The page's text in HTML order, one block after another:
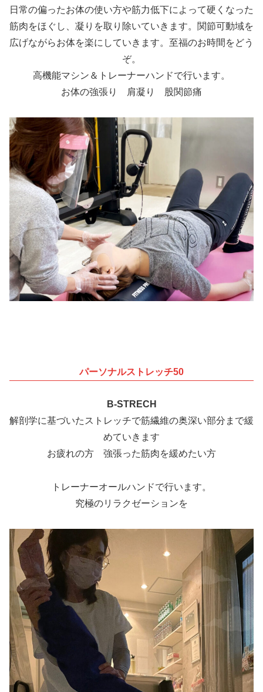
日常の偏ったお体の使い方や筋力低下によって硬くなった
筋肉をほぐし、凝りを取り除いていきます。関節可動域を
広げながらお体を楽にしていきます。至福のお時間をどう
ぞ。
高機能マシン＆トレーナーハンドで行います。
お体の強張り 肩凝り 股関節痛
パーソナルストレッチ50
B-STRECH
解剖学に基づいたストレッチで筋繊維の奥深い部分まで緩
めていきます
お疲れの方 強張った筋肉を緩めたい方
トレーナーオールハンドで行います。
究極のリラクゼーションを